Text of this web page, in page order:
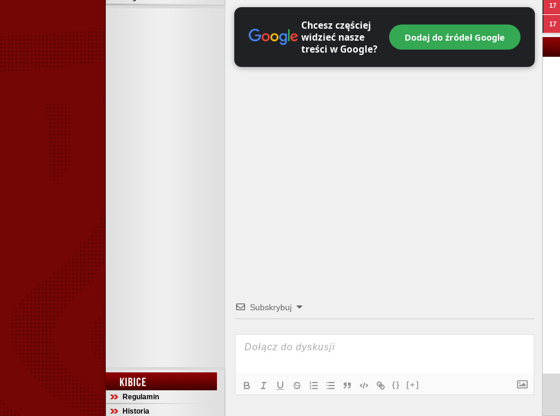
KIBICE
Regulamin
Historia
Chcesz częściej
widzieć nasze
treści w Google?
Dodaj do źródeł Google
Subskrybuj
{} [+]
17
17